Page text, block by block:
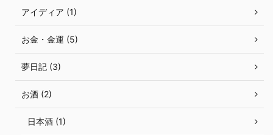
アイディア (1)
お金・金運 (5)
夢日記 (3)
お酒 (2)
日本酒 (1)